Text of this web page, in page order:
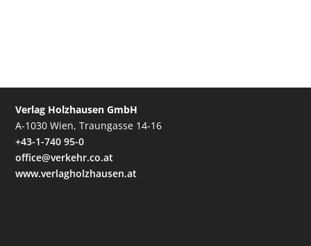
Verlag Holzhausen GmbH
A-1030 Wien, Traungasse 14-16
+43-1-740 95-0
office@verkehr.co.at
www.verlagholzhausen.at